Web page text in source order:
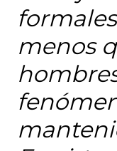
menos